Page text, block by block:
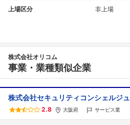
上場区分 非上場
株式会社オリコム
事業・業種類似企業
株式会社セキュリティコンシェルジュ
2.8 大阪府 サービス業